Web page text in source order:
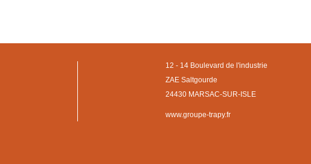
12 - 14 Boulevard de l'industrie
ZAE Saltgourde
24430 MARSAC-SUR-ISLE
www.groupe-trapy.fr